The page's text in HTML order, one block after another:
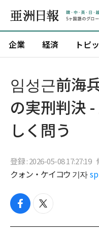
企業 経済 トピ
임성근前海
の実刑判決
しく問う
登録 : 2026-05-08 17:27:19
クォン・ケイコウ 기자
f
c
t
i